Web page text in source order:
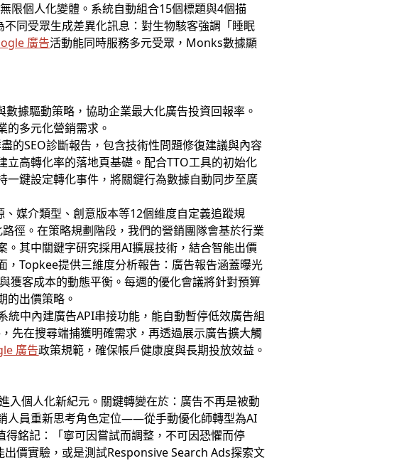
限個人化變體。系統自動組合15個標題與4個描
同受眾生成差異化訊息：對生物駭客強調「睡眠
廣告活動能同時服務多元受眾，Monks數據顯
據驅動策略，協助企業最大化廣告投資回報率。
的多元化營銷需求。
的SEO診斷報告，包含技術性問題修復建議與內容
高轉化率的落地頁基礎。配合TTO工具的初始化
鍵設定轉化事件，將關鍵行為數據自動同步至廣
媒介類型、創意版本等12個維度自定義追蹤規
徑。在策略規劃階段，我們的營銷團隊會基於行業
其中關鍵字研究採用AI擴展技術，結合智能出價
Topkee提供三維度分析報告：廣告報告涵蓋曝光
獲客成本的動態平衡。每週的優化會議將針對預算
的出價策略。
統中內建廣告API串接功能，能自動暫停低效廣告組
先在搜尋端捕獲明確需求，再透過展示廣告擴大觸
廣告政策規範，確保帳戶健康度與長期投放效益。
入個人化新紀元。關鍵轉變在於：廣告不再是被動
人員重新思考角色定位——從手動優化師轉型為AI
銘記：「寧可因嘗試而調整，不可因恐懼而停
價實驗，或是測試Responsive Search Ads探索文